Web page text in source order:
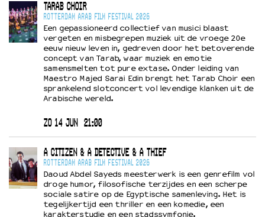
TARAB CHOIR
ROTTERDAM ARAB FILM FESTIVAL 2026
Een gepassioneerd collectief van musici blaast
vergeten en misbegrepen muziek uit de vroege 20e
eeuw nieuw leven in, gedreven door het betoverende
concept van Tarab, waar muziek en emotie
samensmelten tot pure extase. Onder leiding van
Maestro Majed Sarai Edin brengt het Tarab Choir een
sprankelend slotconcert vol levendige klanken uit de
Arabische wereld.
ZO 14 JUN 21:00
A CITIZEN & A DETECTIVE & A THIEF
ROTTERDAM ARAB FILM FESTIVAL 2026
Daoud Abdel Sayeds meesterwerk is een genrefilm vol
droge humor, filosofische terzijdes en een scherpe
sociale satire op de Egyptische samenleving. Het is
tegelijkertijd een thriller en een komedie, een
karakterstudie en een stadssymfonie.